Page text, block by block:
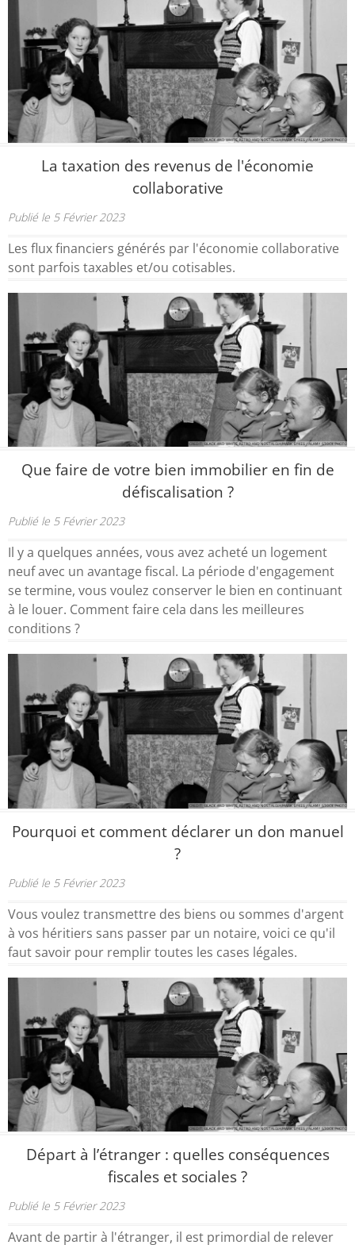
La taxation des revenus de l'économie
collaborative
Publié le 5 Février 2023
Les flux financiers générés par l'économie collaborative
sont parfois taxables et/ou cotisables.
Que faire de votre bien immobilier en fin de
défiscalisation ?
Publié le 5 Février 2023
Il y a quelques années, vous avez acheté un logement
neuf avec un avantage fiscal. La période d'engagement
se termine, vous voulez conserver le bien en continuant
à le louer. Comment faire cela dans les meilleures
conditions ?
Pourquoi et comment déclarer un don manuel
?
Publié le 5 Février 2023
Vous voulez transmettre des biens ou sommes d'argent
à vos héritiers sans passer par un notaire, voici ce qu'il
faut savoir pour remplir toutes les cases légales.
Départ à l’étranger : quelles conséquences
fiscales et sociales ?
Publié le 5 Février 2023
Avant de partir à l'étranger, il est primordial de relever